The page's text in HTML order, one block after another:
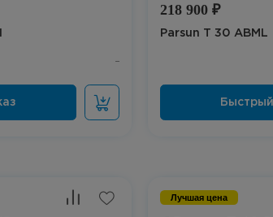
218 900 ₽
Parsun T 30 ABML
Лучшая цена